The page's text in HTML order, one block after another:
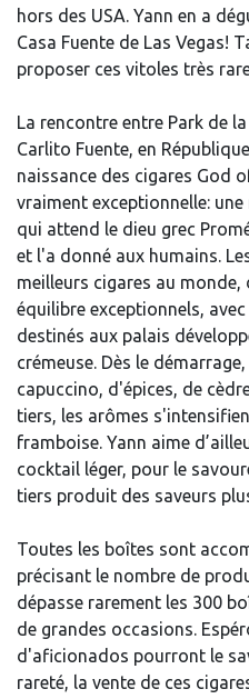
hors des USA. Yann en a
Casa Fuente de Las Vegas!
proposer ces vitoles très
La rencontre entre Park de
Carlito Fuente, en
naissance des cigares God
vraiment exceptionnelle:
qui attend le dieu grec
et l'a donné aux humains.
meilleurs cigares au monde,
équilibre exceptionnels,
destinés aux palais
crémeuse. Dès le
capuccino, d'épices, de
tiers, les arômes
framboise. Yann aime
cocktail léger, pour le
tiers produit des saveurs
Toutes les boîtes sont
précisant le nombre de
dépasse rarement les 300
de grandes occasions.
d'aficionados pourront le
rareté, la vente de ces